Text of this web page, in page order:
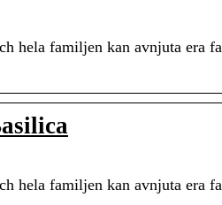
hela familjen kan avnjuta era
hela familjen kan avnjuta era